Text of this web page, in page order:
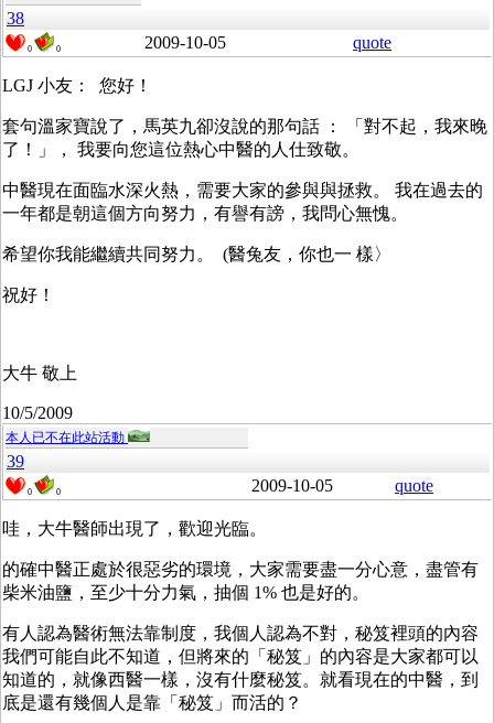
38
0 0 2009-10-05 quote
LGJ 小友： 您好！
套句溫家寶說了，馬英九卻沒說的那句話 ： 「對不起，我來晚
了！」， 我要向您這位熱心中醫的人仕致敬。
中醫現在面臨水深火熱，需要大家的參與與拯救。 我在過去的
一年都是朝這個方向努力，有譽有謗，我問心無愧。
希望你我能繼續共同努力。 (醫兔友，你也一 樣〉
祝好！
大牛 敬上
10/5/2009
本人已不在此站活動
39
0 0 2009-10-05 quote
哇，大牛醫師出現了，歡迎光臨。
的確中醫正處於很惡劣的環境，大家需要盡一分心意，盡管有
柴米油鹽，至少十分力氣，抽個 1% 也是好的。
有人認為醫術無法靠制度，我個人認為不對，秘笈裡頭的內容
我們可能自此不知道，但將來的「秘笈」的內容是大家都可以
知道的，就像西醫一樣，沒有什麼秘笈。就看現在的中醫，到
底是還有幾個人是靠「秘笈」而活的？